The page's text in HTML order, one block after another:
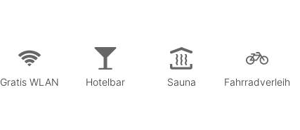
Gratis WLAN Hotelbar Sauna Fahrradverleih